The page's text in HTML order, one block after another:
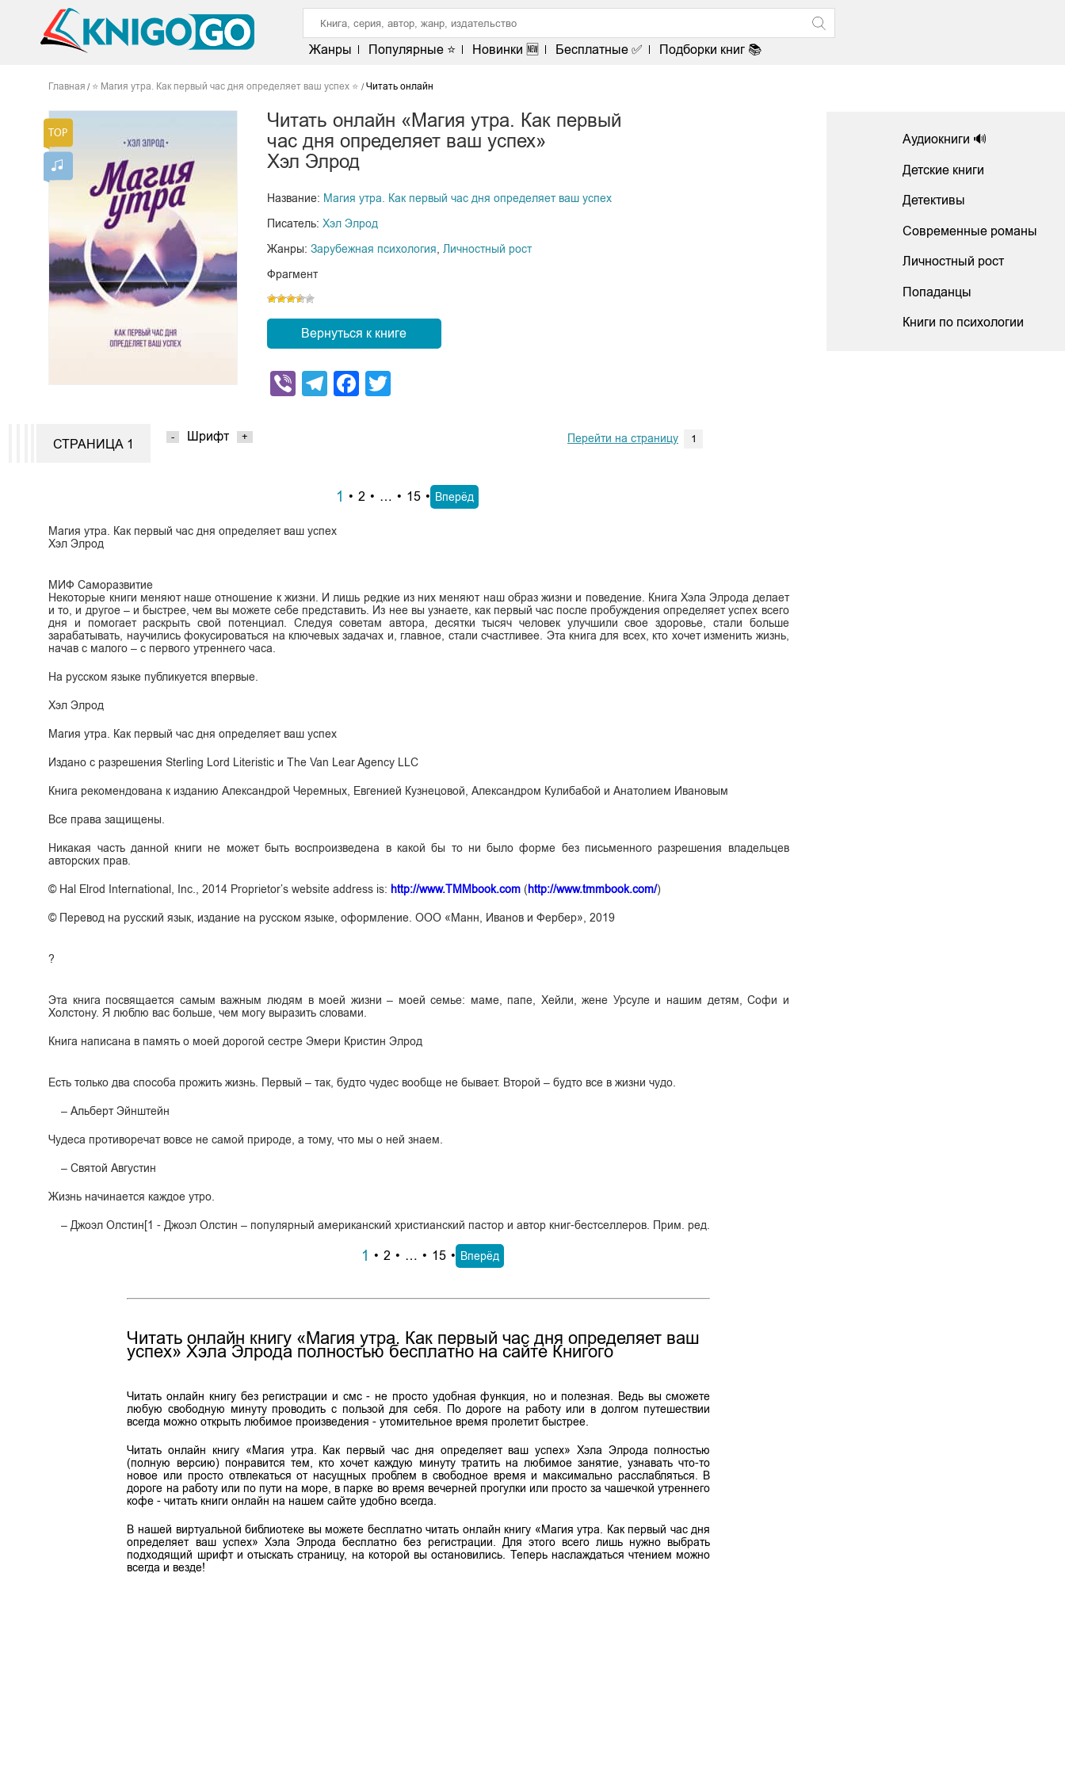
Жанры Популярные ⭐ Новинки 🆕 Бесплатные ✅ Подборки книг 📚
Главная ⭐ Магия утра. Как первый час дня определяет ваш успех ⭐ Читать онлайн
Читать онлайн «Магия утра. Как первый
час дня определяет ваш успех»
Хэл Элрод
Название: Магия утра. Как первый час дня определяет ваш успех
Писатель: Хэл Элрод
Жанры: Зарубежная психология
Личностный рост
Фрагмент
Вернуться к книге
ViberTelegram
Facebook
Twitter
СТРАНИЦА 1
- Шрифт + Перейти на страницу
1 2 … 15 Вперёд
Магия утра. Как первый час дня определяет ваш успех
Хэл Элрод
МИФ Саморазвитие
Некоторые книги меняют наше отношение к жизни. И лишь редкие из них меняют наш образ жизни и поведение. Книга Хэла Элрода делает
и то, и другое – и быстрее, чем вы можете себе представить. Из нее вы узнаете, как первый час после пробуждения определяет успех всего
дня и помогает раскрыть свой потенциал. Следуя советам автора, десятки тысяч человек улучшили свое здоровье, стали больше
зарабатывать, научились фокусироваться на ключевых задачах и, главное, стали счастливее. Эта книга для всех, кто хочет изменить жизнь,
начав с малого – с первого утреннего часа.
На русском языке публикуется впервые.
Хэл Элрод
Магия утра. Как первый час дня определяет ваш успех
Издано с разрешения Sterling Lord Literistic и The Van Lear Agency LLC
Книга рекомендована к изданию Александрой Черемных, Евгенией Кузнецовой, Александром Кулибабой и Анатолием Ивановым
Все права защищены.
Никакая часть данной книги не может быть воспроизведена в какой бы то ни было форме без письменного разрешения владельцев
авторских прав.
© Hal Elrod International, Inc., 2014 Proprietor’s website address is: http://www.TMMbook.com (http://www.tmmbook.com/)
© Перевод на русский язык, издание на русском языке, оформление. ООО «Манн, Иванов и Фербер», 2019
?
Эта книга посвящается самым важным людям в моей жизни – моей семье: маме, папе, Хейли, жене Урсуле и нашим детям, Софи и
Холстону. Я люблю вас больше, чем могу выразить словами.
Книга написана в память о моей дорогой сестре Эмери Кристин Элрод
Есть только два способа прожить жизнь. Первый – так, будто чудес вообще не бывает. Второй – будто все в жизни чудо.
– Альберт Эйнштейн
Чудеса противоречат вовсе не самой природе, а тому, что мы о ней знаем.
– Святой Августин
Жизнь начинается каждое утро.
– Джоэл Олстин[1 - Джоэл Олстин – популярный американский христианский пастор и автор книг-бестселлеров. Прим. ред.
1 2 … 15 Вперёд
Читать онлайн книгу «Магия утра. Как первый час дня определяет ваш
успех» Хэла Элрода полностью бесплатно на сайте Книгого
Читать онлайн книгу без регистрации и смс - не просто удобная функция, но и полезная. Ведь вы сможете
любую свободную минуту проводить с пользой для себя. По дороге на работу или в долгом путешествии
всегда можно открыть любимое произведения - утомительное время пролетит быстрее.
Читать онлайн книгу «Магия утра. Как первый час дня определяет ваш успех» Хэла Элрода полностью
(полную версию) понравится тем, кто хочет каждую минуту тратить на любимое занятие, узнавать что-то
новое или просто отвлекаться от насущных проблем в свободное время и максимально расслабляться. В
дороге на работу или по пути на море, в парке во время вечерней прогулки или просто за чашечкой утреннего
кофе - читать книги онлайн на нашем сайте удобно всегда.
В нашей виртуальной библиотеке вы можете бесплатно читать онлайн книгу «Магия утра. Как первый час дня
определяет ваш успех» Хэла Элрода бесплатно без регистрации. Для этого всего лишь нужно выбрать
подходящий шрифт и отыскать страницу, на которой вы остановились. Теперь наслаждаться чтением можно
всегда и везде!
Аудиокниги 🔊
Детские книги
Детективы
Современные романы
Личностный рост
Попаданцы
Книги по психологии